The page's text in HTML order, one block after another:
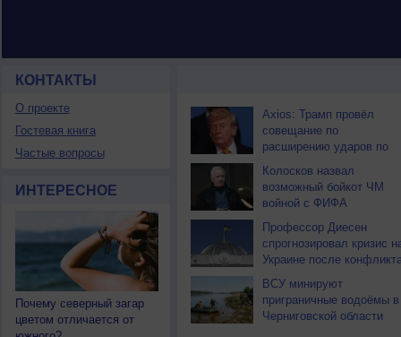
КОНТАКТЫ
О проекте
Гостевая книга
Частые вопросы
ИНТЕРЕСНОЕ
Почему северный загар
цветом отличается от
НОВОСТИ ПАРТНЕРОВ
Axios: Трамп провёл
совещание по
расширению ударов по
Ирану
Колосков назвал
возможный бойкот ЧМ
войной с ФИФА
Профессор Диесен
спрогнозировал кризис
Украине после
ВСУ минируют
приграничные водоёмы в
Черниговской области